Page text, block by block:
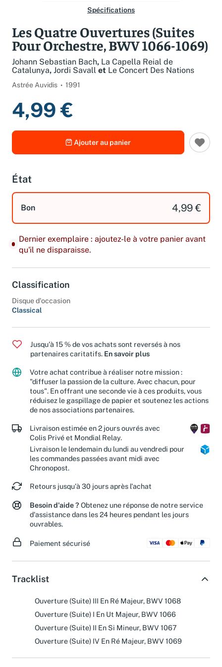
Les Quatre Ouvertures (Suites
Pour Orchestre, BWV 1066-1069)
Johann Sebastian Bach ,La Capella Reial de
Catalunya ,
4,99 €
Ajouter au panier
État
4,99 €
Dernier exemplaire : ajoutez-le à votre panier avant
qu'il ne disparaisse.
Classification
Disque d'occasion
Jusqu'à 15 % de vos achats sont reversés à nos
partenaires caritatifs.
En savoir plus
Votre achat contribue à réaliser notre mission :
"diffuser la passion de la culture. Avec chacun, pour
tous". En offrant une seconde vie à ces produits, vous
réduisez le gaspillage de papier et soutenez les actions
de nos associations partenaires.
Livraison estimée en 2 jours ouvrés avec
Colis Privé et Mondial Relay.
Livraison le lendemain du lundi au vendredi pour
les commandes passées avant midi avec
Chronopost.
Retours jusqu'à 30 jours après l'achat
Besoin d'aide ?Obtenez une réponse de notre service
d'assistance dans les 24 heures pendant les jours
Tracklist
Ouverture (Suite) III En Ré Majeur, BWV 1068
Ouverture (Suite) I En Ut Majeur, BWV 1066
Ouverture (Suite) IV En Ré Majeur, BWV 1069